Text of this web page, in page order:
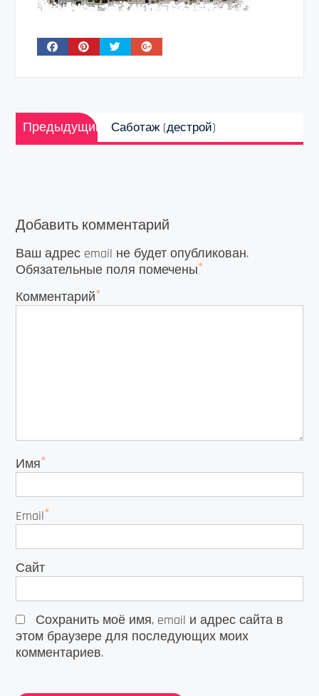
Навигация
по
записям
Предыдущий
Предыдущая
запись:
Саботаж (дестрой)
Добавить комментарий
Ваш адрес email не будет опубликован.
Обязательные поля помечены*
Комментарий*
Имя*
Email*
Сайт
Сохранить моё имя, email и адрес сайта в
этом браузере для последующих моих
комментариев.